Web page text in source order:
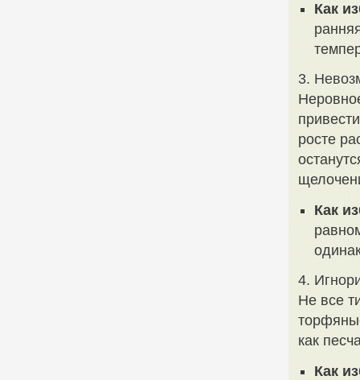
Как
3.
росте
Как
4.
Не все
как
Как